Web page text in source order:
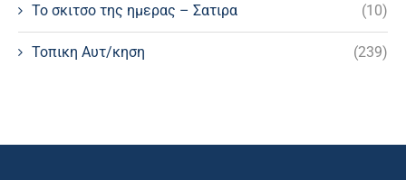
Το σκιτσο της ημερας – Σατιρα (10)
Τοπικη Αυτ/κηση (239)